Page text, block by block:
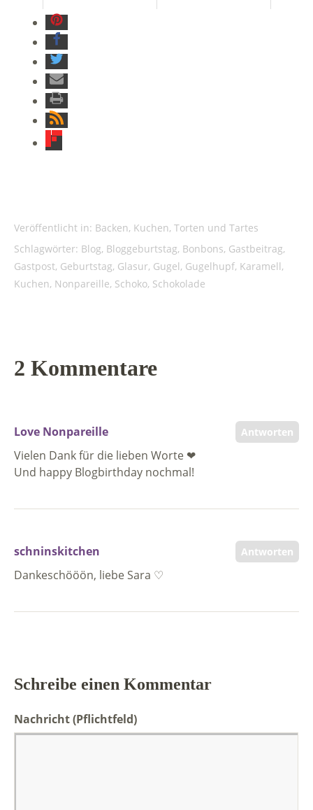
Veröffentlicht in: Backen, Kuchen, Torten und Tartes
Schlagwörter: Blog, Bloggeburtstag, Bonbons, Gastbeitrag,
Gastpost, Geburtstag, Glasur, Gugel, Gugelhupf, Karamell,
Kuchen, Nonpareille, Schoko, Schokolade
2 Kommentare
Antworten
Love Nonpareille
Vielen Dank für die lieben Worte ❤
Und happy Blogbirthday nochmal!
Antworten
schninskitchen
Dankeschööön, liebe Sara ♡
Schreibe einen Kommentar
Nachricht(Pflichtfeld)